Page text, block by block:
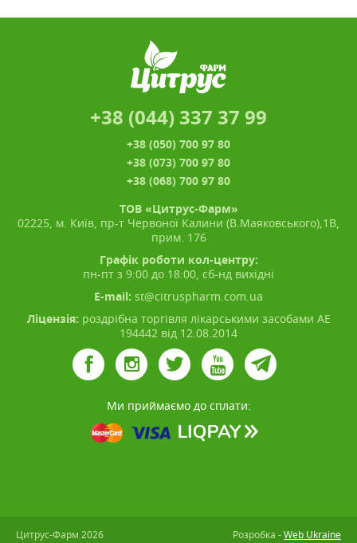
+38 (044) 337 37 99
+38 (050) 700 97 80
+38 (073) 700 97 80
+38 (068) 700 97 80
ТОВ «Цитрус-Фарм»
02225, м. Київ, пр-т Червоної Калини (В.Маяковського),1В,
прим. 176
Графік роботи кол-центру:
пн-пт з 9:00 до 18:00, сб-нд вихідні
E-mail: st@citruspharm.com.ua
Ліцензія: роздрібна торгівля лікарськими засобами АЕ
194442 від 12.08.2014
Ми приймаємо до сплати:
Цитрус-Фарм 2026 Розробка -Web Ukraine